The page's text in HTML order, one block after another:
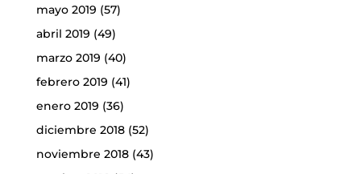
mayo 2019 (57)
abril 2019 (49)
marzo 2019 (40)
febrero 2019 (41)
enero 2019 (36)
diciembre 2018(52)
noviembre 2018(43)